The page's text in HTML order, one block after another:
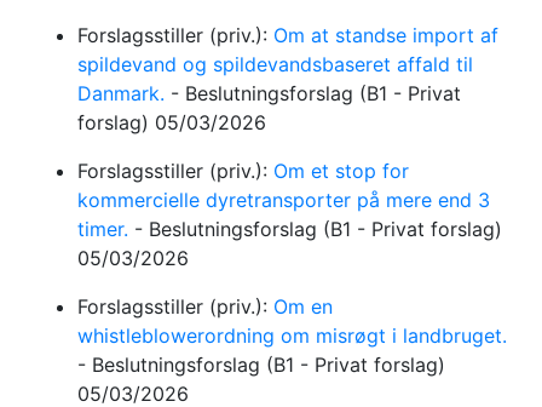
Forslagsstiller (priv.): Om at standse import af
spildevand og spildevandsbaseret affald til
Danmark. - Beslutningsforslag (B1 - Privat
forslag) 05/03/2026
Forslagsstiller (priv.): Om et stop for
kommercielle dyretransporter på mere end 3
timer. - Beslutningsforslag (B1 - Privat forslag)
05/03/2026
Forslagsstiller (priv.): Om en
whistleblowerordning om misrøgt i landbruget.
- Beslutningsforslag (B1 - Privat forslag)
05/03/2026